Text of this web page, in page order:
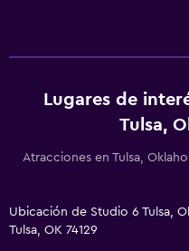
Lugares de
Tulsa,
Atracciones en Tulsa,
Ubicación de Studio 6 Tulsa,
Tulsa, OK 74129